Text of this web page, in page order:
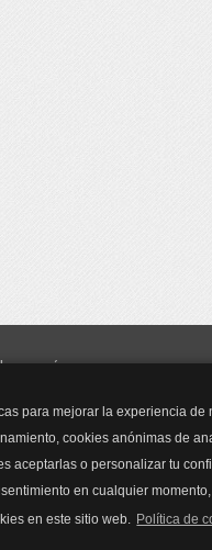
para mejorar la experiencia de
cookies anónimas de
aceptarlas o personalizar tu
en cualquier
en este sitio web. Política de
más...
FFP2
FFP3